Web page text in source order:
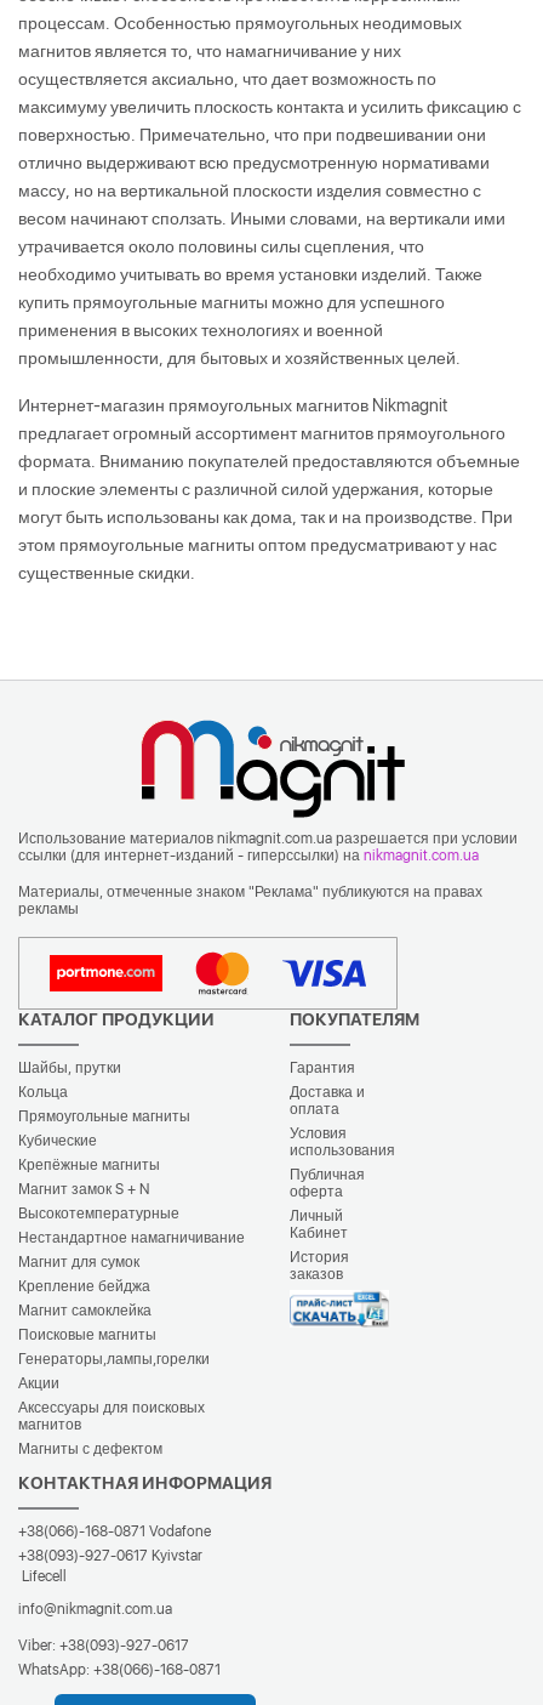
процессам. Особенностью прямоугольных неодимовых
магнитов является то, что намагничивание у них
осуществляется аксиально, что дает возможность по
максимуму увеличить плоскость контакта и усилить фиксацию с
поверхностью. Примечательно, что при подвешивании они
отлично выдерживают всю предусмотренную нормативами
массу, но на вертикальной плоскости изделия совместно с
весом начинают сползать. Иными словами, на вертикали ими
утрачивается около половины силы сцепления, что
необходимо учитывать во время установки изделий. Также
купить прямоугольные магниты можно для успешного
применения в высоких технологиях и военной
промышленности, для бытовых и хозяйственных целей.
Интернет-магазин прямоугольных магнитов Nikmagnit
предлагает огромный ассортимент магнитов прямоугольного
формата. Вниманию покупателей предоставляются объемные
и плоские элементы с различной силой удержания, которые
могут быть использованы как дома, так и на производстве. При
этом прямоугольные магниты оптом предусматривают у нас
существенные скидки.
Использование материалов nikmagnit.com.ua разрешается при условии
ссылки (для интернет-изданий - гиперссылки) на nikmagnit.com.ua
Материалы, отмеченные знаком "Реклама" публикуются на правах
рекламы
КАТАЛОГ ПРОДУКЦИИ
Шайбы, прутки
Кольца
Прямоугольные магниты
Кубические
Крепёжные магниты
Магнит замок S + N
Высокотемпературные
Нестандартное намагничивание
Магнит для сумок
Крепление бейджа
Магнит самоклейка
Поисковые магниты
Генераторы,лампы,горелки
Акции
Аксессуары для поисковых
магнитов
Магниты с дефектом
ПОКУПАТЕЛЯМ
Гарантия
Доставка и
оплата
Условия
использования
Публичная
оферта
Личный
Кабинет
История
заказов
КОНТАКТНАЯ ИНФОРМАЦИЯ
+38(066)-168-0871 Vodafone
+38(093)-927-0617 Kyivstar
Lifecell
info@nikmagnit.com.ua
Viber: +38(093)-927-0617
WhatsApp: +38(066)-168-0871